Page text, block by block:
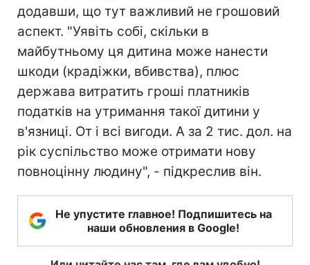
додавши, що тут важливий не грошовий
аспект. "Уявіть собі, скільки в
майбутньому ця дитина може нанести
шкоди (крадіжки, вбивства), плюс
держава витратить гроші платників
податків на утримання такої дитини у
в'язниці. От і всі вигоди. А за 2 тис. дол. на
рік суспільство може отримати нову
повноцінну людину", - підкреслив він.
Не упустите главное! Подпишитесь на
наши обновления в Google!